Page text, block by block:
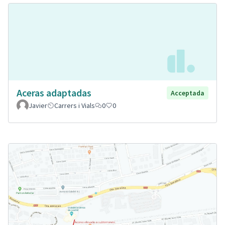
Aceras adaptadas
Acceptada
Javier
Carrers i Vials 0 0